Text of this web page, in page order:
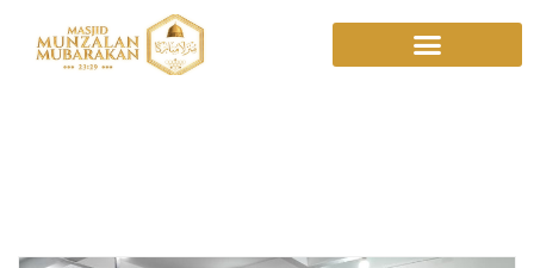
Sujud Syukur
Nasional